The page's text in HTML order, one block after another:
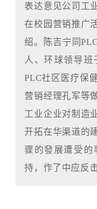
表达意见公司工
在校园营销推广
绍。陈吉宁同
人、环球领导班
PLC社区医疗保
营销经理孔军等
工业企业对制造
开拓在华渠道的
骤的發展遭受的
持，作了中应反